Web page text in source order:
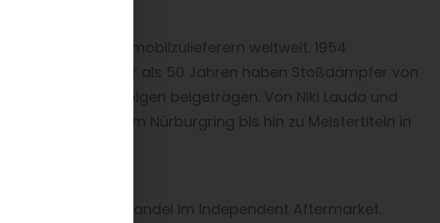
größten Automobilzulieferern weltweit. 1954
In den mehr als 50 Jahren haben Stoßdämpfer von
vielen Titelerfolgen beigetragen. Von Niki Lauda und
Rennen auf dem Nürburgring bis hin zu Meistertiteln in
den Großhandel im Independent Aftermarket.